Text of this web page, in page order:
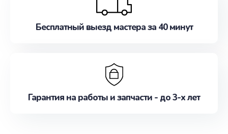
Бесплатный выезд мастера за 40 минут
Гарантия на работы и запчасти - до 3-х лет